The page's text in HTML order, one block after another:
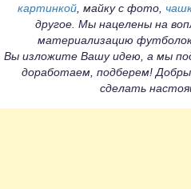
картинкой, майку с фото,
другое. Мы нацелены на
материализацию
Вы изложите Вашу идею, а мы
доработаем, подберем!
сделать